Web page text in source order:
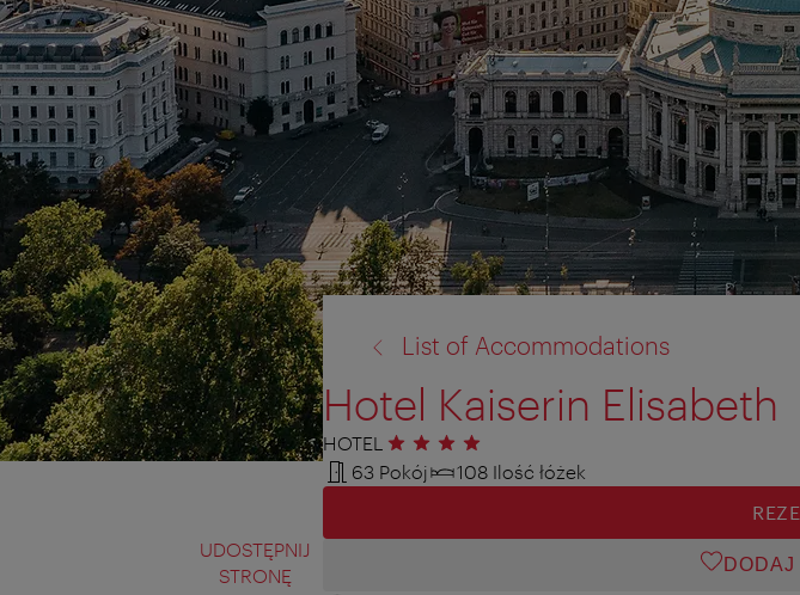
UDOSTĘPNIJ
STRONĘ
List of Accommodations
Hotel Kaiserin Elisabeth
HOTEL 4 gwiazdki
63 Pokój
108 Ilość łóżek